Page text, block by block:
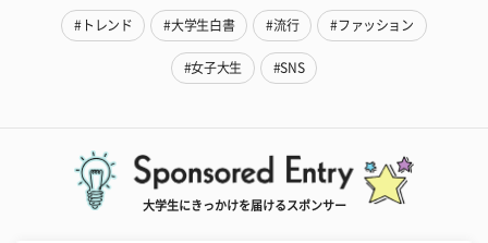
#トレンド #大学生白書 #流行 #ファッション
#女子大生 #SNS
大学生にきっかけを届けるスポンサー